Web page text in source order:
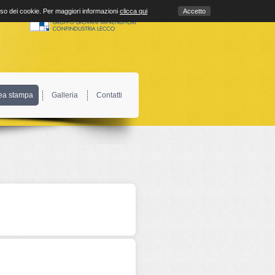
stampa Galleria Contatti
dei cookie. Per maggiori informazioni clicca qui Accetto